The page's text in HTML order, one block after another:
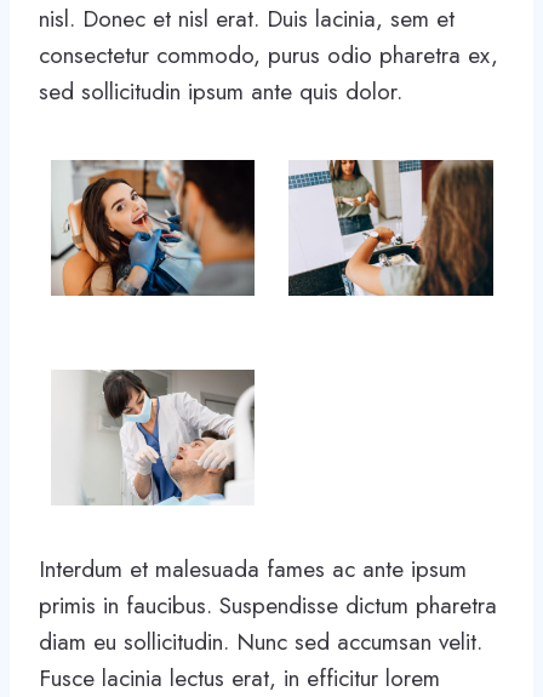
nisl. Donec et nisl erat. Duis lacinia, sem et
consectetur commodo, purus odio pharetra ex,
sed sollicitudin ipsum ante quis dolor.
Interdum et malesuada fames ac ante ipsum
primis in faucibus. Suspendisse dictum pharetra
diam eu sollicitudin. Nunc sed accumsan velit.
Fusce lacinia lectus erat, in efficitur lorem